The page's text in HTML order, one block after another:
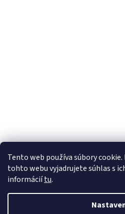
Tento web používa súbory
tohto webu vyjadrujete súhlas s
informáciítu.
Vytvoril